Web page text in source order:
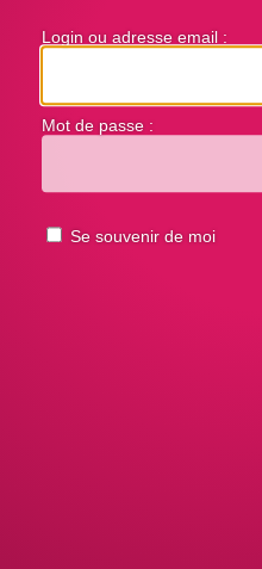
Login ou adresse email :
Mot de passe :
Se souvenir de moi